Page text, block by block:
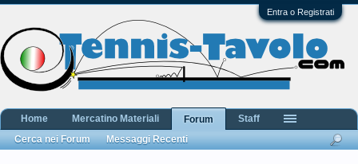
Entra o Registrati
Home Mercatino Materiali
Forum
Cerca nei Forum
Messaggi Recenti
Staff